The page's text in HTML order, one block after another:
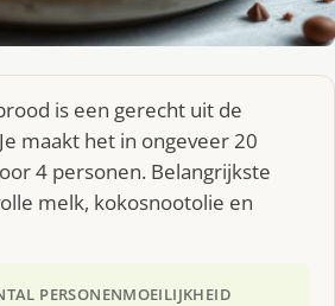
is een gerecht uit de
maakt het in ongeveer 20
4 personen. Belangrijkste
melk, kokosnootolie en
PERSONENMOEILIJKHEID